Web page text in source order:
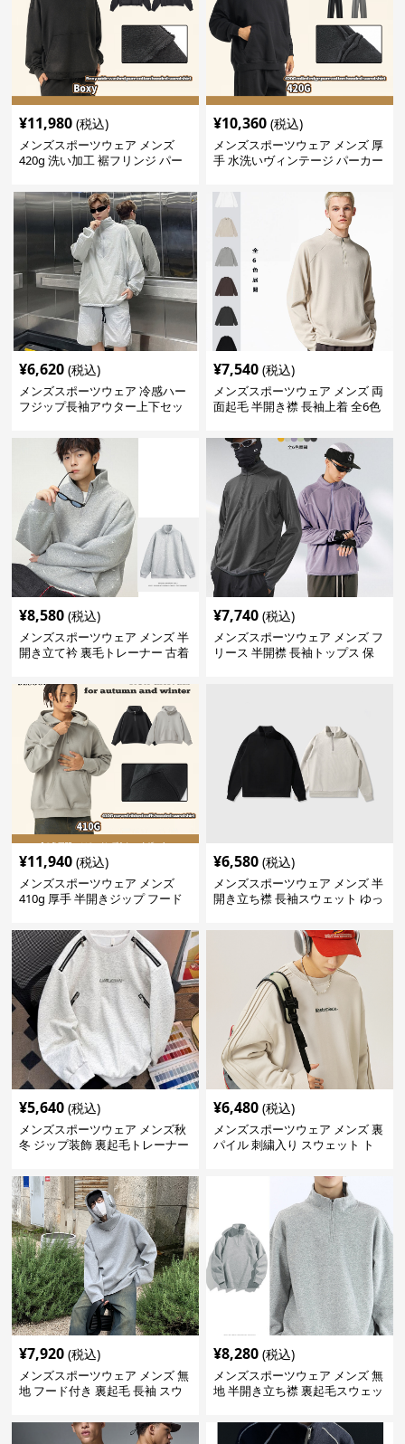
¥11,980 (税込)
メンズスポーツウェア メンズ
420g 洗い加工 裾フリンジ パー
¥10,360 (税込)
メンズスポーツウェア メンズ 厚
手 水洗いヴィンテージ パーカー
¥6,620 (税込)
メンズスポーツウェア 冷感ハー
フジップ長袖アウター上下セッ
¥7,540 (税込)
メンズスポーツウェア メンズ 両
面起毛 半開き襟 長袖上着 全6色
¥8,580 (税込)
メンズスポーツウェア メンズ 半
開き立て衿 裏毛トレーナー 古着
¥7,740 (税込)
メンズスポーツウェア メンズ フ
リース 半開襟 長袖トップス 保
¥11,940 (税込)
メンズスポーツウェア メンズ
410g 厚手 半開きジップ フード
¥6,580 (税込)
メンズスポーツウェア メンズ 半
開き立ち襟 長袖スウェット ゆっ
¥5,640 (税込)
メンズスポーツウェア メンズ秋
冬 ジップ装飾 裏起毛トレーナー
¥6,480 (税込)
メンズスポーツウェア メンズ 裏
パイル 刺繍入り スウェット ト
¥7,920 (税込)
メンズスポーツウェア メンズ 無
地 フード付き 裏起毛 長袖 スウ
¥8,280 (税込)
メンズスポーツウェア メンズ 無
地 半開き立ち襟 裏起毛スウェッ